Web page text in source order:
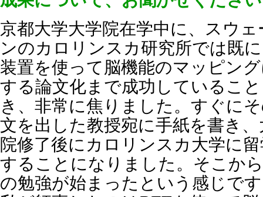
京都大学大学院在学中に、スウェ
ンのカロリンスカ研究所では既
装置を使って脳機能のマッピン
する論文化まで成功しているこ
き、非常に焦りました。すぐに
文を出した教授宛に手紙を書き、
院修了後にカロリンスカ大学に
することになりました。そこか
の勉強が始まったという感じで